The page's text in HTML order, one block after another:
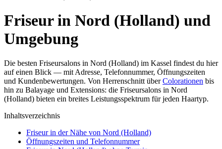
Friseur in Nord (Holland) und
Umgebung
Die besten Friseursalons in Nord (Holland) im Kassel findest du hier
auf einen Blick — mit Adresse, Telefonnummer, Öffnungszeiten
und Kundenbewertungen. Von Herrenschnitt überColorationen bis
hin zu Balayage und Extensions: die Friseursalons in Nord
(Holland) bieten ein breites Leistungsspektrum für jeden Haartyp.
Inhaltsverzeichnis
Friseur in der Nähe von Nord (Holland)
Öffnungszeiten und Telefonnummer